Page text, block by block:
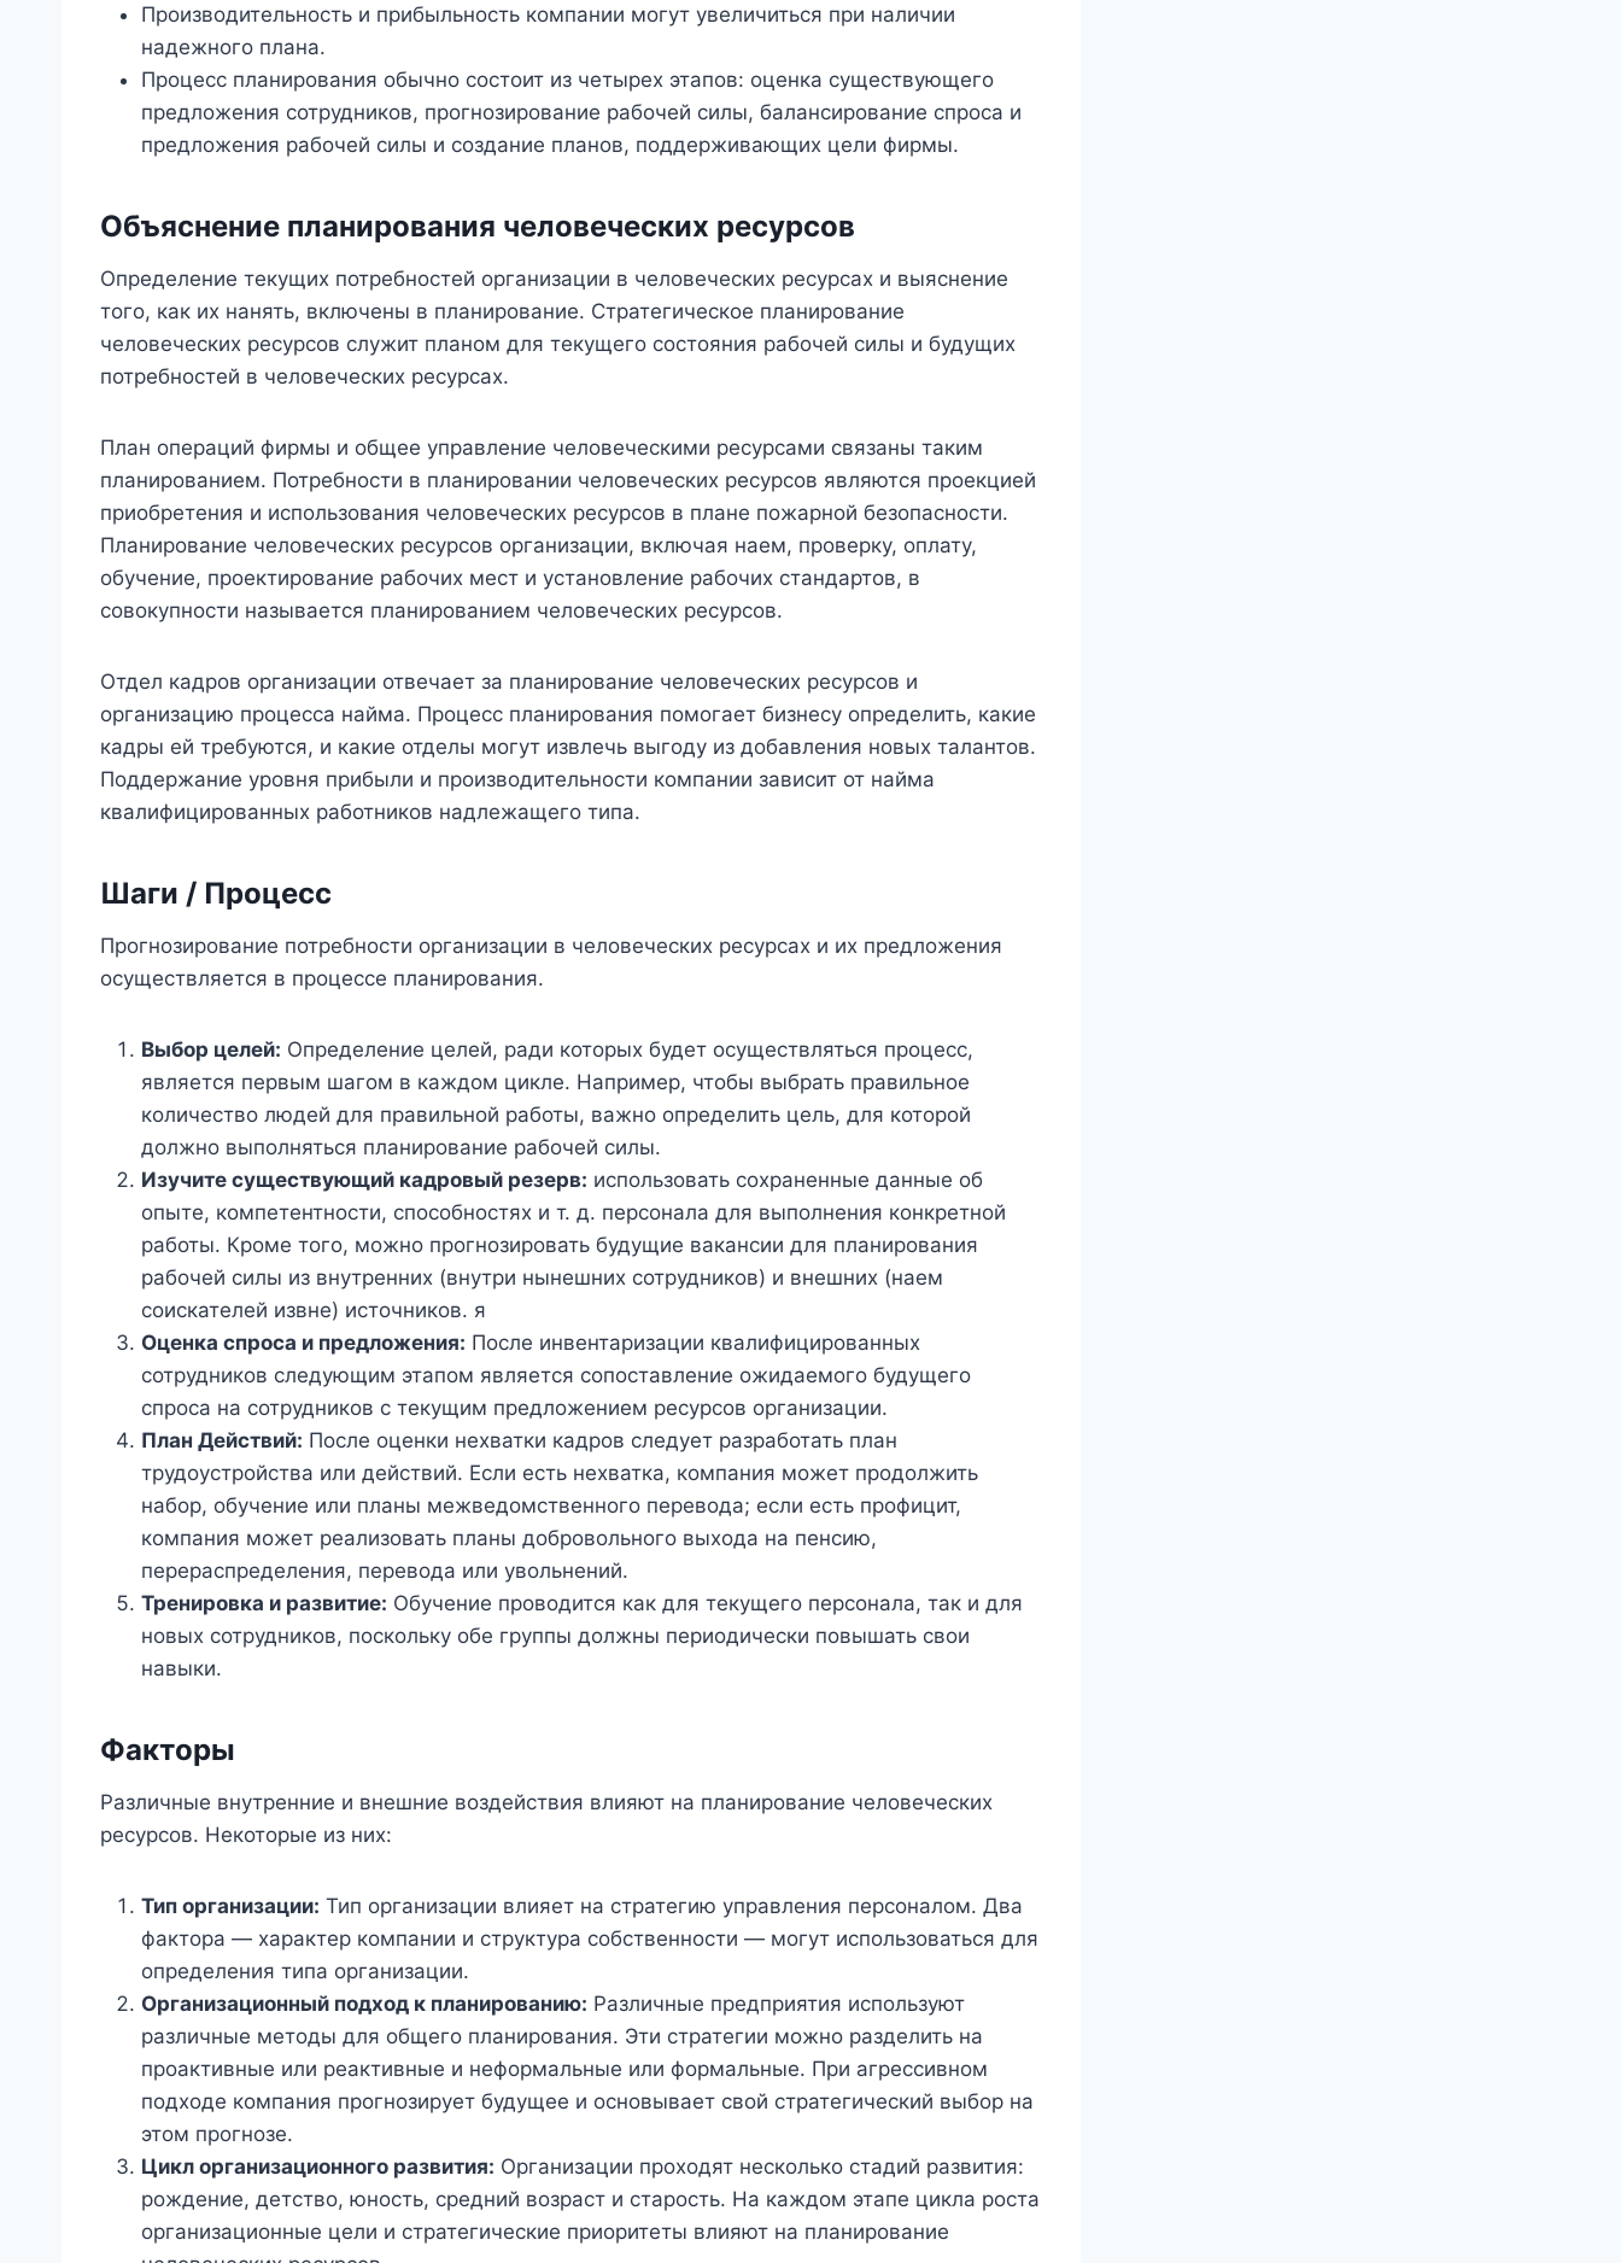
Производительность и прибыльность компании могут увеличиться при наличии
надежного плана.
Процесс планирования обычно состоит из четырех этапов: оценка существующего
предложения сотрудников, прогнозирование рабочей силы, балансирование спроса и
предложения рабочей силы и создание планов, поддерживающих цели фирмы.
Объяснение планирования человеческих ресурсов
Определение текущих потребностей организации в человеческих ресурсах и выяснение
того, как их нанять, включены в планирование. Стратегическое планирование
человеческих ресурсов служит планом для текущего состояния рабочей силы и будущих
потребностей в человеческих ресурсах.
План операций фирмы и общее управление человеческими ресурсами связаны таким
планированием. Потребности в планировании человеческих ресурсов являются проекцией
приобретения и использования человеческих ресурсов в плане пожарной безопасности.
Планирование человеческих ресурсов организации, включая наем, проверку, оплату,
обучение, проектирование рабочих мест и установление рабочих стандартов, в
совокупности называется планированием человеческих ресурсов.
Отдел кадров организации отвечает за планирование человеческих ресурсов и
организацию процесса найма. Процесс планирования помогает бизнесу определить, какие
кадры ей требуются, и какие отделы могут извлечь выгоду из добавления новых талантов.
Поддержание уровня прибыли и производительности компании зависит от найма
квалифицированных работников надлежащего типа.
Шаги / Процесс
Прогнозирование потребности организации в человеческих ресурсах и их предложения
осуществляется в процессе планирования.
Выбор целей: Определение целей, ради которых будет осуществляться процесс,
является первым шагом в каждом цикле. Например, чтобы выбрать правильное
количество людей для правильной работы, важно определить цель, для которой
должно выполняться планирование рабочей силы.
Изучите существующий кадровый резерв: использовать сохраненные данные об
опыте, компетентности, способностях и т. д. персонала для выполнения конкретной
работы. Кроме того, можно прогнозировать будущие вакансии для планирования
рабочей силы из внутренних (внутри нынешних сотрудников) и внешних (наем
соискателей извне) источников. я
Оценка спроса и предложения: После инвентаризации квалифицированных
сотрудников следующим этапом является сопоставление ожидаемого будущего
спроса на сотрудников с текущим предложением ресурсов организации.
План Действий: После оценки нехватки кадров следует разработать план
трудоустройства или действий. Если есть нехватка, компания может продолжить
набор, обучение или планы межведомственного перевода; если есть профицит,
компания может реализовать планы добровольного выхода на пенсию,
перераспределения, перевода или увольнений.
Тренировка и развитие: Обучение проводится как для текущего персонала, так и для
новых сотрудников, поскольку обе группы должны периодически повышать свои
навыки.
Факторы
Различные внутренние и внешние воздействия влияют на планирование человеческих
ресурсов. Некоторые из них:
Тип организации: Тип организации влияет на стратегию управления персоналом. Два
фактора — характер компании и структура собственности — могут использоваться для
определения типа организации.
Организационный подход к планированию: Различные предприятия используют
различные методы для общего планирования. Эти стратегии можно разделить на
проактивные или реактивные и неформальные или формальные. При агрессивном
подходе компания прогнозирует будущее и основывает свой стратегический выбор на
этом прогнозе.
Цикл организационного развития: Организации проходят несколько стадий развития:
рождение, детство, юность, средний возраст и старость. На каждом этапе цикла роста
организационные цели и стратегические приоритеты влияют на планирование